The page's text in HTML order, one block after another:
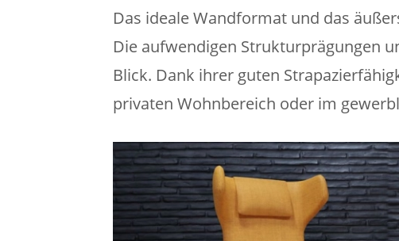
Das ideale Wandformat und das
Die aufwendigen Strukturprägungen
Blick. Dank ihrer guten
privaten Wohnbereich oder im